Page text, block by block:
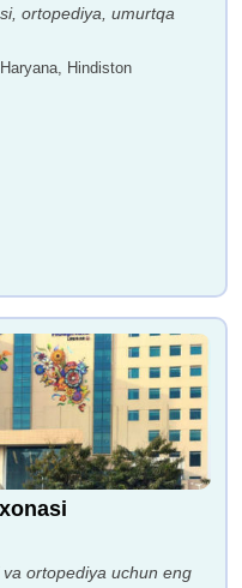
ortopediya, umurtqa
Hindiston
ortopediya uchun eng